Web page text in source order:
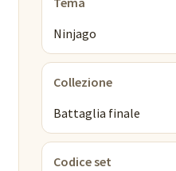
Ninjago
Collezione
Battaglia finale
Codice set